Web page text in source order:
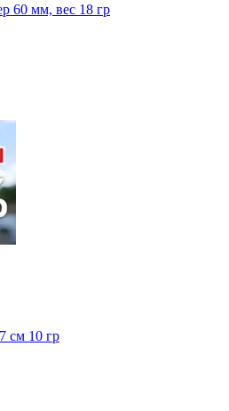
60 мм, вес 18 гр
см 10 гр